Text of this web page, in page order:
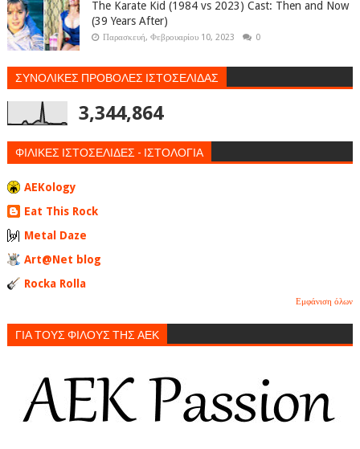
The Karate Kid (1984 vs 2023) Cast: Then and Now
(39 Years After)
Παρασκευή, Φεβρουαρίου 10, 2023 0
ΣΥΝΟΛΙΚΕΣ ΠΡΟΒΟΛΕΣ ΙΣΤΟΣΕΛΙΔΑΣ
3,344,864
ΦΙΛΙΚΕΣ ΙΣΤΟΣΕΛΙΔΕΣ - ΙΣΤΟΛΟΓΙΑ
AEKology
Eat This Rock
Metal Daze
Art@Net blog
Rocka Rolla
Εμφάνιση όλων
ΓΙΑ ΤΟΥΣ ΦΙΛΟΥΣ ΤΗΣ ΑΕΚ